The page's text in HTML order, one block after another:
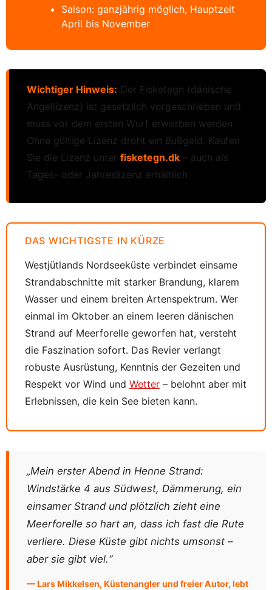
Saison: ganzjährig möglich, Hauptzeit
April bis November
Wichtiger Hinweis: Der Fisketegn (dänische
Angellizenz) ist gesetzlich vorgeschrieben und
muss vor dem ersten Wurf erworben werden.
Ohne gültige Lizenz droht ein Bußgeld. Kaufen
Sie die Lizenz unter fisketegn.dk– auch als
Tages- oder Jahreslizenz erhältlich.
DAS WICHTIGSTE IN KÜRZE
Westjütlands Nordseeküste verbindet einsame
Strandabschnitte mit starker Brandung, klarem
Wasser und einem breiten Artenspektrum. Wer
einmal im Oktober an einem leeren dänischen
Strand auf Meerforelle geworfen hat, versteht
die Faszination sofort. Das Revier verlangt
robuste Ausrüstung, Kenntnis der Gezeiten und
Respekt vor Wind und Wetter– belohnt aber mit
Erlebnissen, die kein See bieten kann.
„Mein erster Abend in Henne Strand:
Windstärke 4 aus Südwest, Dämmerung, ein
einsamer Strand und plötzlich zieht eine
Meerforelle so hart an, dass ich fast die Rute
verliere. Diese Küste gibt nichts umsonst –
aber sie gibt viel.“
— Lars Mikkelsen, Küstenangler und freier Autor, lebt